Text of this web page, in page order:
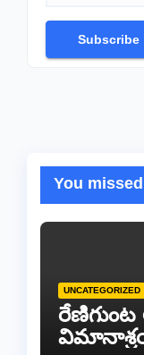
Subscribe
You missed
UNCATEGORIZED